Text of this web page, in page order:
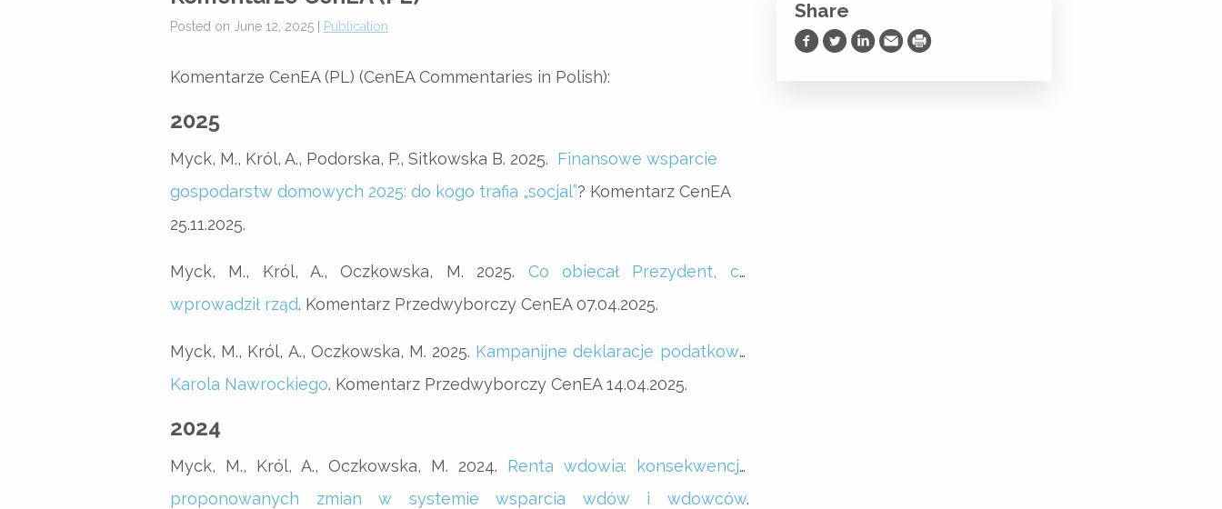
Posted on June 12, 2025 | Publication
Komentarze CenEA (PL) (CenEA Commentaries in Polish):
2025
Myck, M., Król, A., Podorska, P., Sitkowska B. 2025. Finansowe wsparcie
gospodarstw domowych 2025: do kogo trafia „socjal”? Komentarz CenEA
25.11.2025.
Myck, M., Król, A., Oczkowska, M. 2025. Co obiecał Prezydent, co
wprowadził rząd. Komentarz Przedwyborczy CenEA 07.04.2025.
Myck, M., Król, A., Oczkowska, M. 2025. Kampanijne deklaracje podatkowe
Karola Nawrockiego. Komentarz Przedwyborczy CenEA 14.04.2025.
2024
Myck, M., Król, A., Oczkowska, M. 2024. Renta wdowia: konsekwencje
proponowanych zmian w systemie wsparcia wdów i wdowców.
Share
Share on Facebook
Share on Twitter
Share on LinkedIn
Share via Email
Print